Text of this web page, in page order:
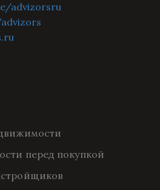
advizorsru
перед покупкой